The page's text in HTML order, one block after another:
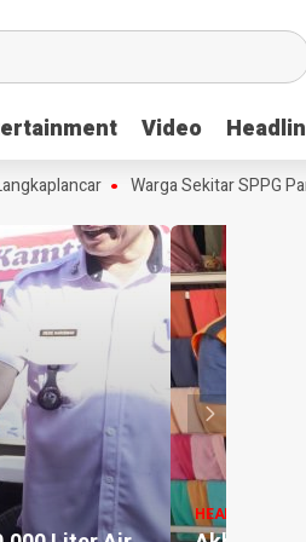
Video
Video
Warga Sekitar SPPG